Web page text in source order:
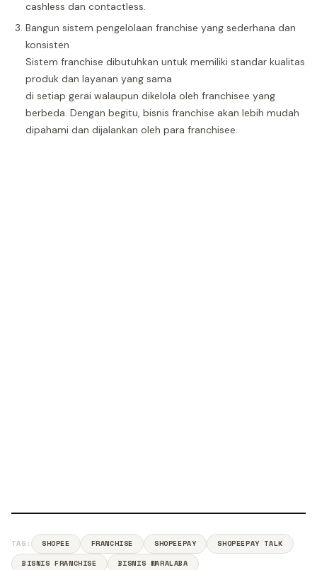
cashless dan contactless.
Bangun sistem pengelolaan franchise yang sederhana dan
konsisten
Sistem franchise dibutuhkan untuk memiliki standar kualitas
produk dan layanan yang sama
di setiap gerai walaupun dikelola oleh franchisee yang
berbeda. Dengan begitu, bisnis franchise akan lebih mudah
dipahami dan dijalankan oleh para franchisee.
TAG: SHOPEE FRANCHISE SHOPEEPAY
SHOPEEPAY TALK
BISNIS FRANCHISE
BISNIS WARALABA